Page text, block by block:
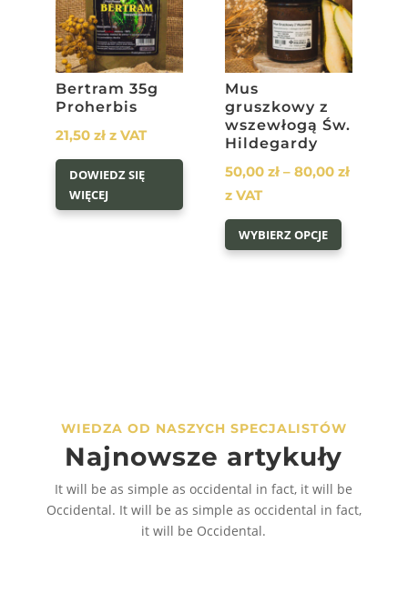
Bertram 35g
Proherbis
21,50 zł z VAT
DOWIEDZ SIĘ
WIĘCEJ
Mus
gruszkowy z
wszewłogą Św.
Hildegardy
50,00zł – 80,00złZakres
z VAT
WYBIERZ OPCJE
Ten
stronie
produktu
WIEDZA OD NASZYCH SPECJALISTÓW
Najnowsze artykuły
It will be as simple as occidental in fact, it will be
Occidental. It will be as simple as occidental in fact,
it will be Occidental.